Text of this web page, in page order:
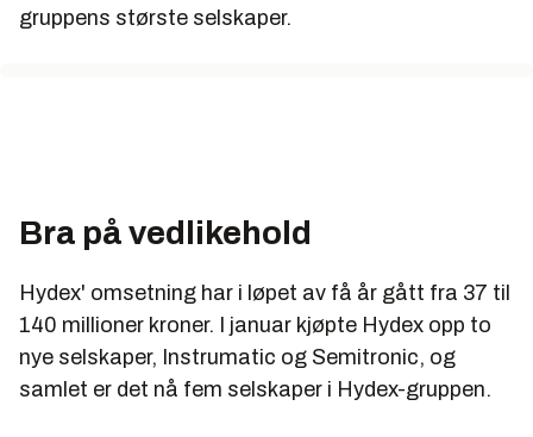
gruppens største selskaper.
Bra på vedlikehold
Hydex' omsetning har i løpet av få år gått fra 37 til
140 millioner kroner. I januar kjøpte Hydex opp to
nye selskaper, Instrumatic og Semitronic, og
samlet er det nå fem selskaper i Hydex-gruppen.